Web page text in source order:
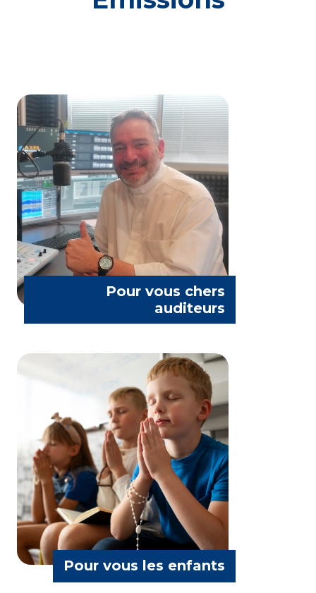
Père Mathieu Rey
Pour vous chers
auditeurs
Divers intervenants
Pour vous les enfants